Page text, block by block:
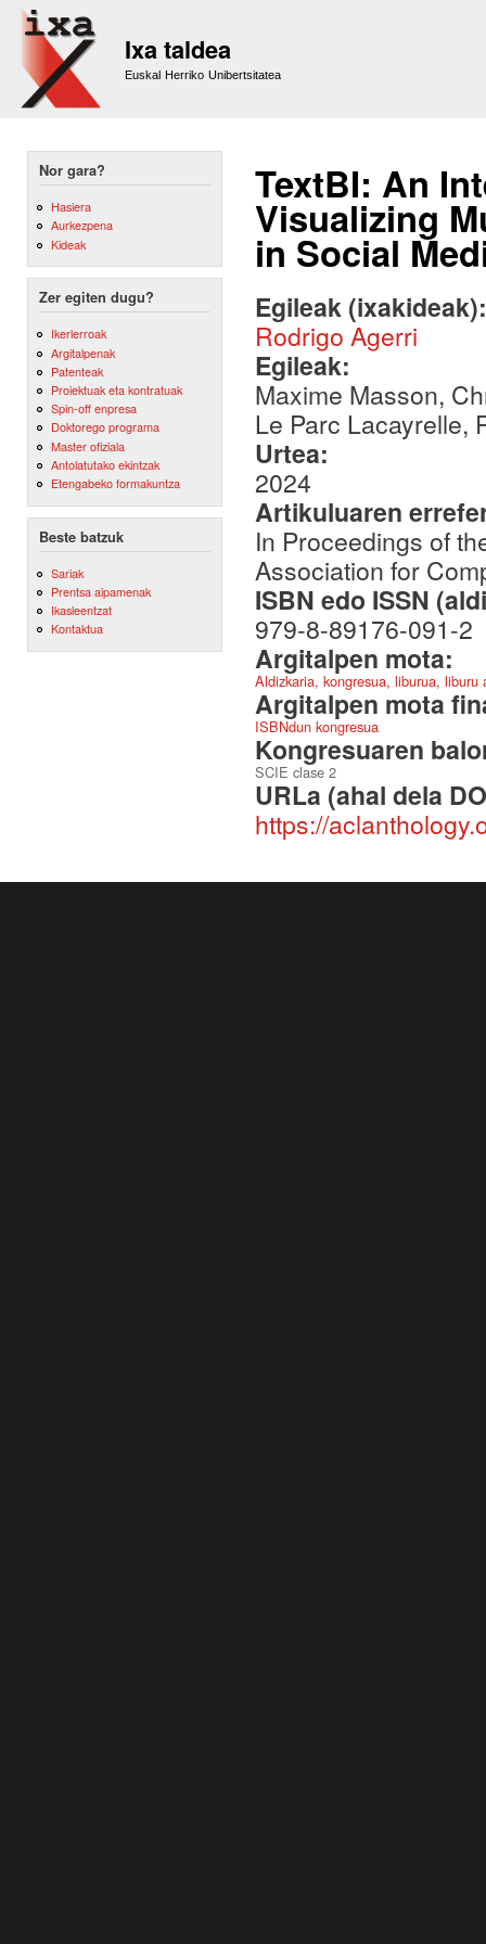
Ixa taldea
Euskal Herriko Unibertsitatea
Nor gara?
Hasiera
Aurkezpena
Kideak
Zer egiten dugu?
Ikerlerroak
Argitalpenak
Patenteak
Proiektuak eta kontratuak
Spin-off enpresa
Doktorego programa
Master ofiziala
Antolatutako ekintzak
Etengabeko formakuntza
Beste batzuk
Sariak
Prentsa aipamenak
Ikasleentzat
Kontaktua
TextBI: An
Visualizing
in Social
Egileak
Rodrigo Agerri
Egileak:
Maxime Masson,
Le Parc Lacayrelle,
Urtea:
2024
Artikuluaren
In Proceedings of
Association for
ISBN edo ISSN
979-8-89176-091-2
Argitalpen mota:
Aldizkaria, kongresua, liburua,
Argitalpen mota
ISBNdun kongresua
Kongresuaren
SCIE clase 2
URLa (ahal dela
https://